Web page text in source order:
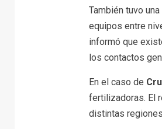
También tuvo
equipos entre
informó que
los contactos
En el caso de
fertilizadoras. El
distintas